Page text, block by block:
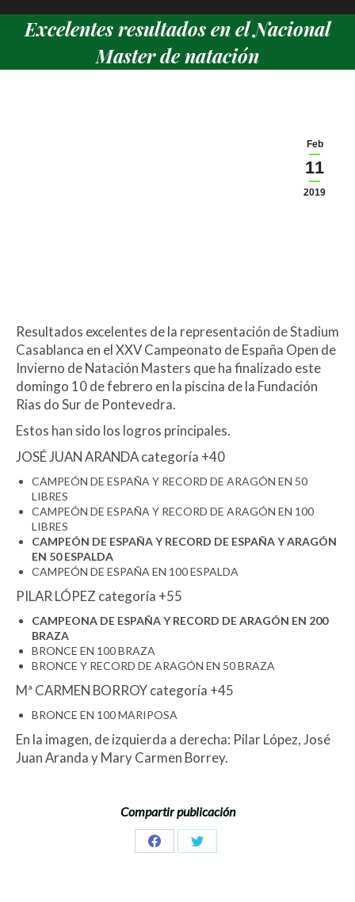
Excelentes resultados en el Nacional
Master de natación
Feb
11
2019
Resultados excelentes de la representación de Stadium
Casablanca en el XXV Campeonato de España Open de
Invierno de Natación Masters que ha finalizado este
domingo 10 de febrero en la piscina de la Fundación
Rias do Sur de Pontevedra.
Estos han sido los logros principales.
JOSÉ JUAN ARANDA categoría +40
CAMPEÓN DE ESPAÑA Y RECORD DE ARAGÓN EN 50
LIBRES
CAMPEÓN DE ESPAÑA Y RECORD DE ARAGÓN EN 100
LIBRES
CAMPEÓN DE ESPAÑA Y RECORD DE ESPAÑA Y ARAGÓN
EN 50 ESPALDA
CAMPEÓN DE ESPAÑA EN 100 ESPALDA
PILAR LÓPEZ categoría +55
CAMPEONA DE ESPAÑA Y RECORD DE ARAGÓN EN 200
BRAZA
BRONCE EN 100 BRAZA
BRONCE Y RECORD DE ARAGÓN EN 50 BRAZA
Mª CARMEN BORROY categoría +45
BRONCE EN 100 MARIPOSA
En la imagen, de izquierda a derecha: Pilar López, José
Juan Aranda y Mary Carmen Borrey.
Compartir publicación
Share
Share